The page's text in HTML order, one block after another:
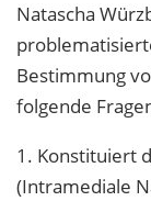
Natascha
Bestimmung
folgende
1. Konstituiert
(Intramediale